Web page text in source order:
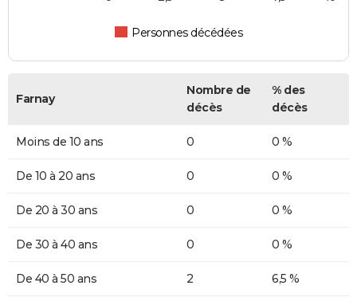
Personnes décédées
Farnay
Nombre de
décès
% des
décès
Moins de 10 ans 0 0 %
De 10 à 20 ans 0 0 %
De 20 à 30 ans 0 0 %
De 30 à 40 ans 0 0 %
De 40 à 50 ans 2 6,5 %